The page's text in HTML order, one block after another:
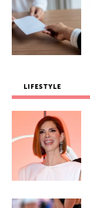
LIFESTYLE